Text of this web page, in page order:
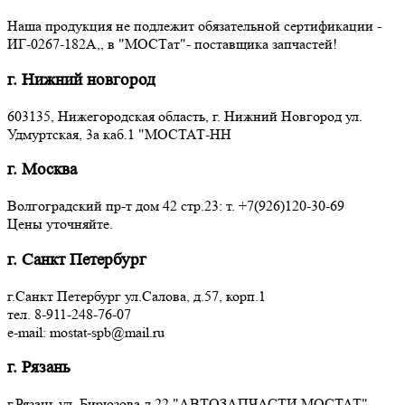
Наша продукция не подлежит обязательной сертификации -
ИГ-0267-182А,, в "МОСТат"- поставщика запчастей!
г. Нижний новгород
603135, Нижегородская область, г. Нижний Новгород ул.
Удмуртская, 3a каб.1 "МОСТАТ-НН
г. Москва
Волгоградский пр-т дом 42 стр.23: т. +7(926)120-30-69
Цены уточняйте.
г. Санкт Петербург
г.Санкт Петербург ул.Салова, д.57, корп.1
тел. 8-911-248-76-07
e-mail: mostat-spb@mail.ru
г. Рязань